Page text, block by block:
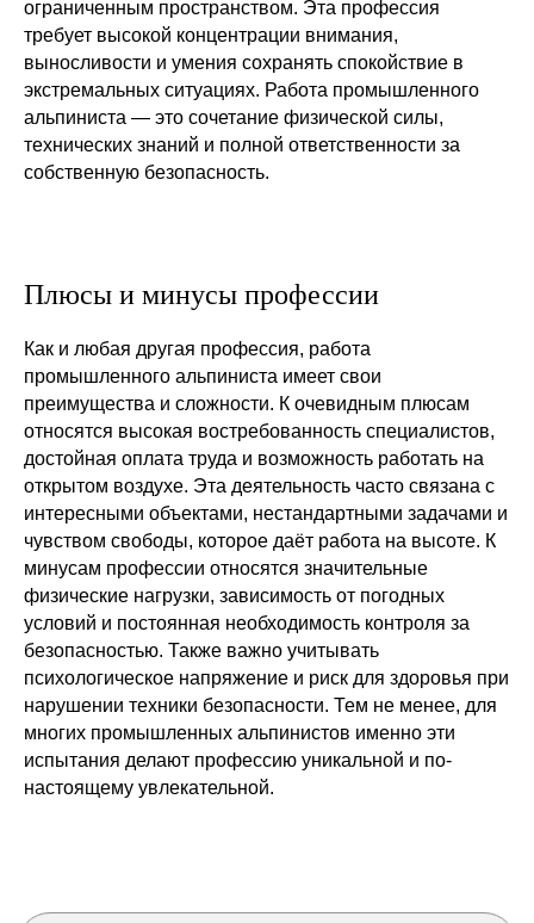
ограниченным пространством. Эта профессия
требует высокой концентрации внимания,
выносливости и умения сохранять спокойствие в
экстремальных ситуациях. Работа промышленного
альпиниста — это сочетание физической силы,
технических знаний и полной ответственности за
собственную безопасность.
Плюсы и минусы профессии
Как и любая другая профессия, работа
промышленного альпиниста имеет свои
преимущества и сложности. К очевидным плюсам
относятся высокая востребованность специалистов,
достойная оплата труда и возможность работать на
открытом воздухе. Эта деятельность часто связана с
интересными объектами, нестандартными задачами и
чувством свободы, которое даёт работа на высоте. К
минусам профессии относятся значительные
физические нагрузки, зависимость от погодных
условий и постоянная необходимость контроля за
безопасностью. Также важно учитывать
психологическое напряжение и риск для здоровья при
нарушении техники безопасности. Тем не менее, для
многих промышленных альпинистов именно эти
испытания делают профессию уникальной и по-
настоящему увлекательной.